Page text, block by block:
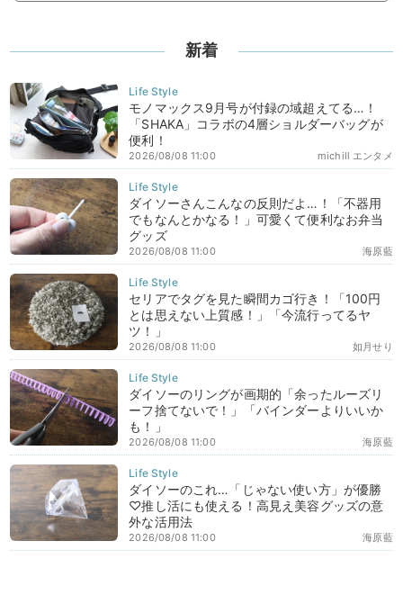
新着
モノマックス9月号が付録の域超えてる…！
「SHAKA」コラボの4層ショルダーバッグが
便利！
michill エンタメ
2026/08/08 11:00
ダイソーさんこんなの反則だよ…！「不器用
でもなんとかなる！」可愛くて便利なお弁当
グッズ
海原藍
2026/08/08 11:00
セリアでタグを見た瞬間カゴ行き！「100円
とは思えない上質感！」「今流行ってるヤ
ツ！」
如月せり
2026/08/08 11:00
ダイソーのリングが画期的「余ったルーズリ
ーフ捨てないで！」「バインダーよりいいか
も！」
海原藍
2026/08/08 11:00
ダイソーのこれ…「じゃない使い方」が優勝
♡推し活にも使える！高見え美容グッズの意
外な活用法
海原藍
2026/08/08 11:00